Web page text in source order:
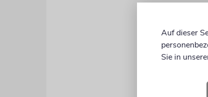
Da das
sehe,
Auf dieser
Sie in